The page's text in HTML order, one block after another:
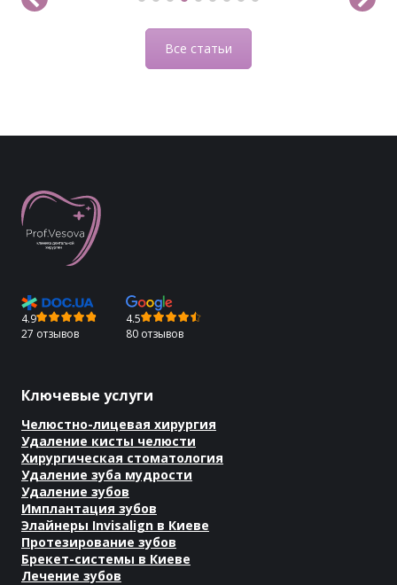
Все статьи
4.9
27 отзывов
4.5
80 отзывов
Ключевые услуги
Челюстно-лицевая хирургия
Удаление кисты челюсти
Хирургическая стоматология
Удаление зуба мудрости
Удаление зубов
Имплантация зубов
Элайнеры Invisalign в Киеве
Протезирование зубов
Брекет-системы в Киеве
Лечение зубов